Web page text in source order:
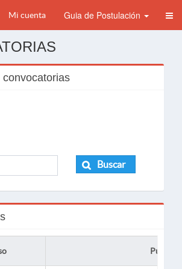
Mi cuenta Guia de Postulación
Buscar
Puesto